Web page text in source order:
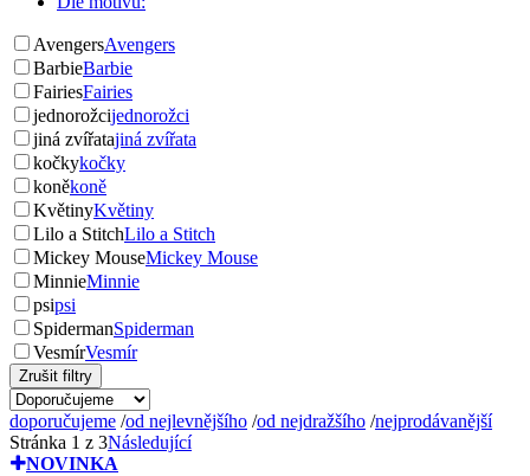
AvengersAvengers
BarbieBarbie
FairiesFairies
jednorožcijednorožci
jiná zvířatajiná zvířata
kočkykočky
koněkoně
KvětinyKvětiny
Lilo a StitchLilo a Stitch
Mickey MouseMickey Mouse
MinnieMinnie
psipsi
SpidermanSpiderman
VesmírVesmír
Zrušit filtry
doporučujeme /od nejlevnějšího /od nejdražšího /nejprodávanější
Stránka 1 z 3Následující
NOVINKA